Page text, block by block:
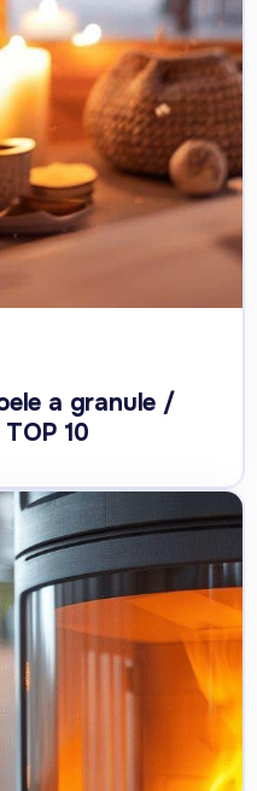
a granule /
10